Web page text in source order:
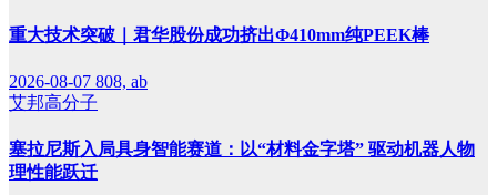
重大技术突破｜君华股份成功挤出Φ410mm纯PEEK棒
2026-08-07 808, ab
艾邦高分子
塞拉尼斯入局具身智能赛道：以“材料金字塔” 驱动机器人物
理性能跃迁